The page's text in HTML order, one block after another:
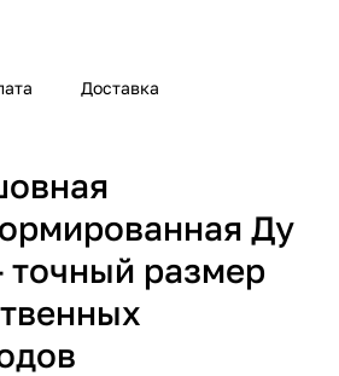
Доставка
Ду
размер